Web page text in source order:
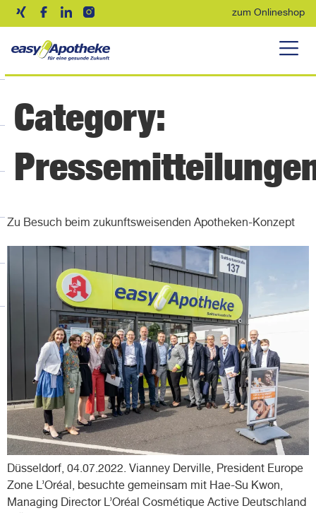
zum Onlineshop
Category:
Zu Besuch beim zukunftsweisenden Apotheken-Konzept
Düsseldorf, 04.07.2022. Vianney Derville, President Europe
Zone L’Oréal, besuchte gemeinsam mit Hae-Su Kwon,
Managing Director L’Oréal Cosmétique Active Deutschland